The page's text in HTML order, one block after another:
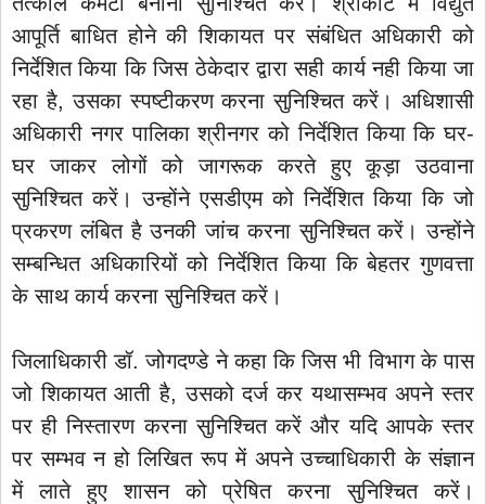
आपूर्ति बाधित होने की शिकायत पर संबंधित अधिकारी को
निर्देशित किया कि जिस ठेकेदार द्वारा सही कार्य नही किया जा
रहा है, उसका स्पष्टीकरण करना सुनिश्चित करें। अधिशासी
अधिकारी नगर पालिका श्रीनगर को निर्देशित किया कि घर-
घर जाकर लोगों को जागरूक करते हुए कूड़ा उठवाना
सुनिश्चित करें। उन्होंने एसडीएम को निर्देशित किया कि जो
प्रकरण लंबित है उनकी जांच करना सुनिश्चित करें। उन्होंने
सम्बन्धित अधिकारियों को निर्देशित किया कि बेहतर गुणवत्ता
के साथ कार्य करना सुनिश्चित करें।
जिलाधिकारी डॉ. जोगदण्डे ने कहा कि जिस भी विभाग के पास
जो शिकायत आती है, उसको दर्ज कर यथासम्भव अपने स्तर
पर ही निस्तारण करना सुनिश्चित करें और यदि आपके स्तर
पर सम्भव न हो लिखित रूप में अपने उच्चाधिकारी के संज्ञान
में लाते हुए शासन को प्रेषित करना सुनिश्चित करें।